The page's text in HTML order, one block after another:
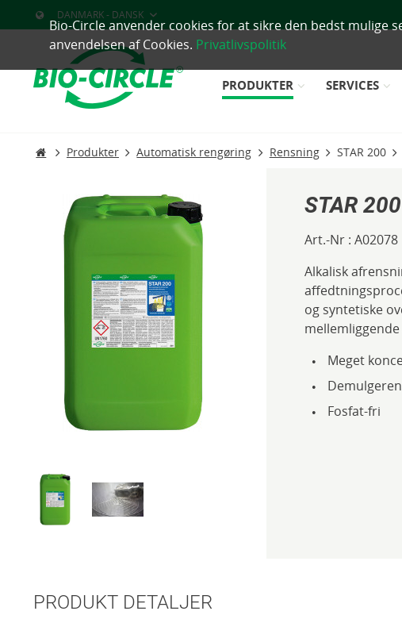
Bio-Circle anvender cookies for at sikre den bedst
anvendelsen af Cookies. Privatlivspolitik
DANMARK - DANSK
PRODUKTER SERVICES
Produkter Automatisk rengøring Rensning STAR 200
STAR 200
Art.-Nr : A02078
Alkalisk
og syntetiske
Meget
Fosfat-fri
PRODUKT DETALJER